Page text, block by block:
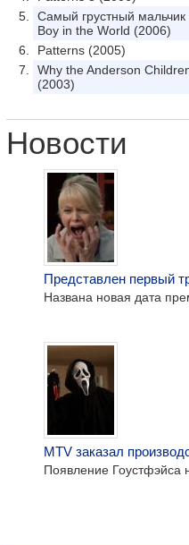
Самый грустный
Boy in the World (2006)
Patterns (2005)
Why the Anderson
(2003)
Новости
Представлен первый
Названа новая дата
MTV заказал
Появление Гоустфэйса